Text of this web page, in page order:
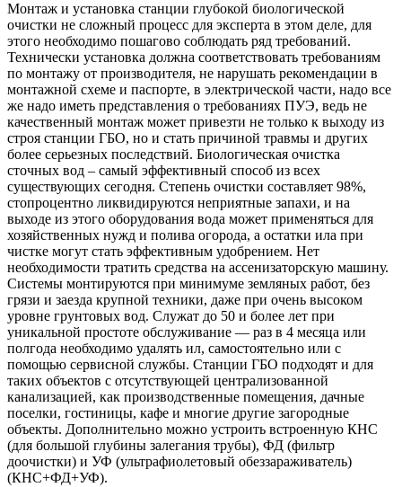
Монтаж и установка станции глубокой биологической
очистки не сложный процесс для эксперта в этом деле, для
этого необходимо пошагово соблюдать ряд требований.
Технически установка должна соответствовать требованиям
по монтажу от производителя, не нарушать рекомендации в
монтажной схеме и паспорте, в электрической части, надо все
же надо иметь представления о требованиях ПУЭ, ведь не
качественный монтаж может привезти не только к выходу из
строя станции ГБО, но и стать причиной травмы и других
более серьезных последствий. Биологическая очистка
сточных вод – самый эффективный способ из всех
существующих сегодня. Степень очистки составляет 98%,
стопроцентно ликвидируются неприятные запахи, и на
выходе из этого оборудования вода может применяться для
хозяйственных нужд и полива огорода, а остатки ила при
чистке могут стать эффективным удобрением. Нет
необходимости тратить средства на ассенизаторскую машину.
Системы монтируются при минимуме земляных работ, без
грязи и заезда крупной техники, даже при очень высоком
уровне грунтовых вод. Служат до 50 и более лет при
уникальной простоте обслуживание — раз в 4 месяца или
полгода необходимо удалять ил, самостоятельно или с
помощью сервисной службы. Станции ГБО подходят и для
таких объектов с отсутствующей централизованной
канализацией, как производственные помещения, дачные
поселки, гостиницы, кафе и многие другие загородные
объекты. Дополнительно можно устроить встроенную КНС
(для большой глубины залегания трубы), ФД (фильтр
доочистки) и УФ (ультрафиолетовый обеззараживатель)
(КНС+ФД+УФ).